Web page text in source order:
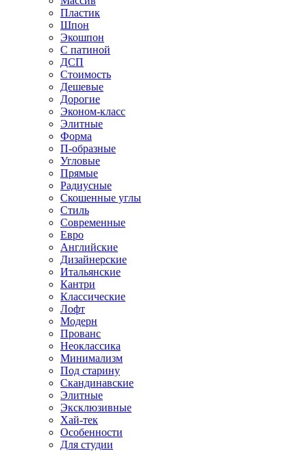
Пластик
Шпон
Экошпон
С патиной
ДСП
Стоимость
Дешевые
Дорогие
Эконом-класс
Элитные
Форма
П-образные
Угловые
Прямые
Радиусные
Скошенные углы
Стиль
Современные
Евро
Английские
Дизайнерские
Итальянские
Кантри
Классические
Лофт
Модерн
Прованс
Неоклассика
Минимализм
Под старину
Скандинавские
Элитные
Эксклюзивные
Хай-тек
Особенности
Для студии